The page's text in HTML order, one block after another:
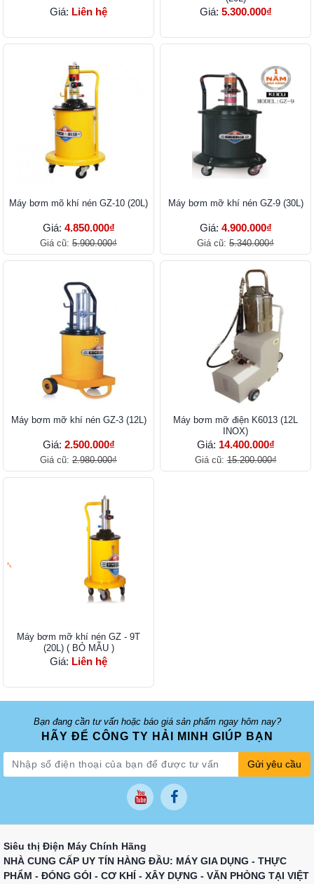
Giá: Liên hệ Giá: 5.300.000₫
Máy bơm mõ khí nén GZ-10 (20L)
Giá: 4.850.000₫
Giá cũ: 5.900.000₫
Máy bơm mỡ khí nén GZ-9 (30L)
Giá: 4.900.000₫
Giá cũ: 5.340.000₫
Máy bơm mỡ khí nén GZ-3 (12L)
Giá: 2.500.000₫
Giá cũ: 2.980.000₫
Máy bơm mỡ điện K6013 (12L
INOX)
Giá: 14.400.000₫
Giá cũ:15.200.000₫
Máy bơm mỡ khí nén GZ - 9T
(20L) ( BỎ MẪU )
Giá: Liên hệ
Bạn đang cần tư vấn hoặc báo giá sản phẩm ngay hôm nay?
HÃY ĐỂ CÔNG TY HẢI MINH GIÚP BẠN
Gửi yêu cầu
Siêu thị Điện Máy Chính Hãng
NHÀ CUNG CẤP UY TÍN HÀNG ĐẦU: MÁY GIA DỤNG - THỰC
PHẨM - ĐÓNG GÓI - CƠ KHÍ - XÂY DỰNG - VĂN PHÒNG TẠI VIỆT